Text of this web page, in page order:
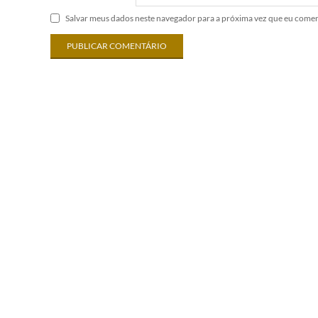
Salvar meus dados neste navegador para a próxima vez que eu